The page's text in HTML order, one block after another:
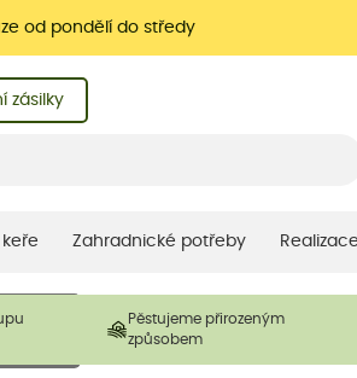
od pondělí do středy
zásilky
Zahradnické potřeby
Pěstujeme přirozeným
způsobem
být